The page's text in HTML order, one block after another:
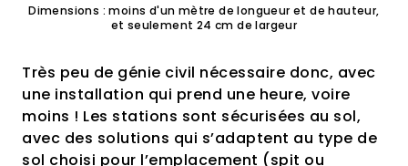
Dimensions : moins d'un mètre de longueur et de hauteur,
et seulement 24 cm de largeur
Très peu de génie civil nécessaire donc, avec
une installation qui prend une heure, voire
moins ! Les stations sont sécurisées au sol,
avec des solutions qui s’adaptent au type de
sol choisi pour l’emplacement (spit ou